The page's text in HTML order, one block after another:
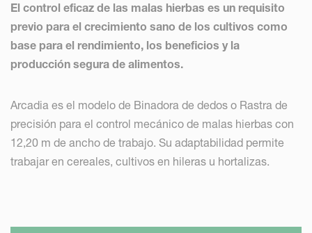
El control eficaz de las malas hierbas es un requisito
previo para el crecimiento sano de los cultivos como
base para el rendimiento, los beneficios y la
producción segura de alimentos.
Arcadia es el modelo de Binadora de dedos o Rastra de
precisión para el control mecánico de malas hierbas con
12,20 m de ancho de trabajo. Su adaptabilidad permite
trabajar en cereales, cultivos en hileras u hortalizas.